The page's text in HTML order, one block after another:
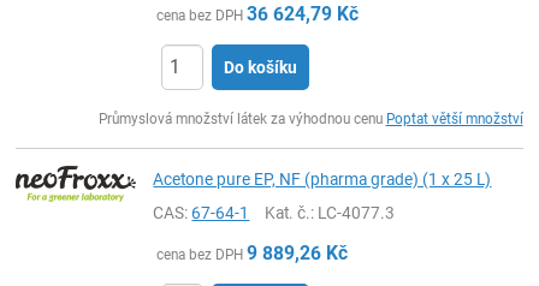
cena bez DPH 36 624,79 Kč
Do košíku
Průmyslová množství látek za výhodnou cenu Poptat větší množství
Acetone pure EP, NF (pharma grade) (1 x 25 L)
CAS:67-64-1 Kat. č.: LC-4077.3
cena bez DPH 9 889,26 Kč